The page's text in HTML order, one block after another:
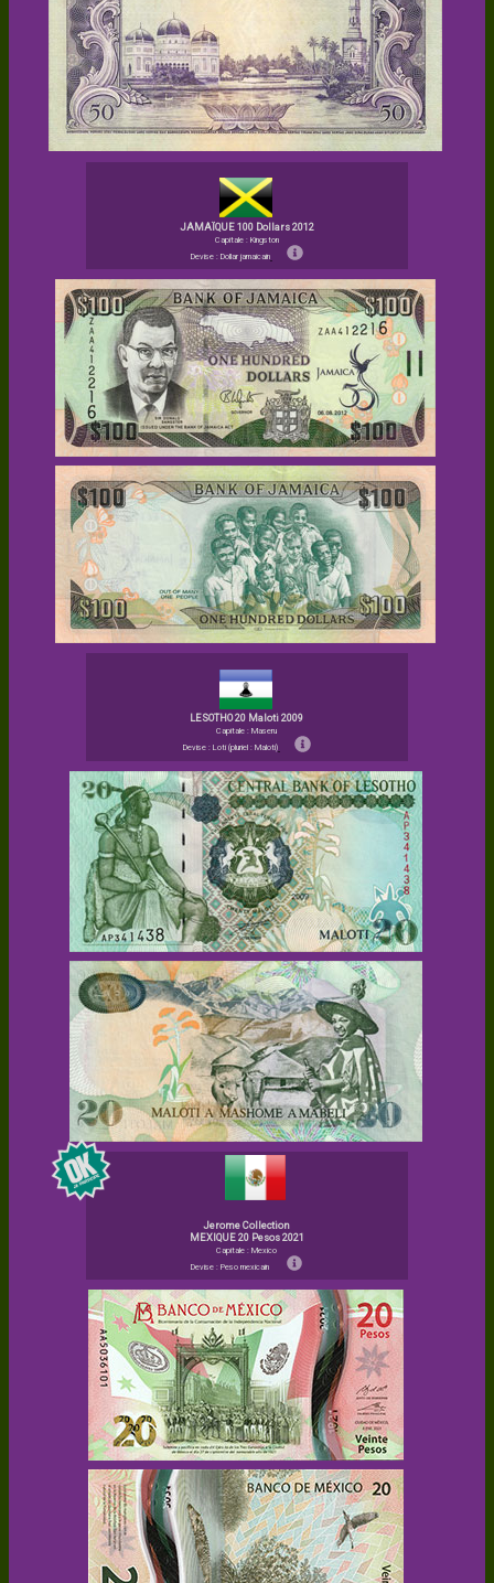
JAMAÏQUE 100 Dollars 2012
Capitale : Kingston
Devise : Dollar jamaicain
LESOTHO 20 Maloti 2009
Capitale : Maseru
Devise : Loti (pluriel : Maloti)
Jerome Collection
MEXIQUE 20 Pesos 2021
Capitale : Mexico
Devise : Peso mexicain